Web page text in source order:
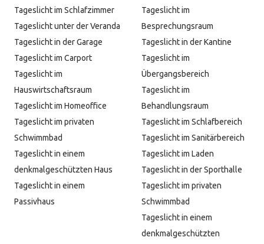
Tageslicht im Schlafzimmer
Tageslicht unter der Veranda
Tageslicht in der Garage
Tageslicht im Carport
Tageslicht im
Hauswirtschaftsraum
Tageslicht im Homeoffice
Tageslicht im privaten
Schwimmbad
Tageslicht in einem
denkmalgeschützten Haus
Tageslicht in einem
Passivhaus
Tageslicht im
Besprechungsraum
Tageslicht in der Kantine
Tageslicht im
Übergangsbereich
Tageslicht im
Behandlungsraum
Tageslicht im Schlafbereich
Tageslicht im Sanitärbereich
Tageslicht im Laden
Tageslicht in der Sporthalle
Tageslicht im privaten
Schwimmbad
Tageslicht in einem
denkmalgeschützten